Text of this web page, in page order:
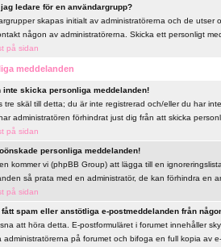
ledare för en användargrupp?
skapas initialt av administratörerna och de
någon av administratörerna. Skicka ett personligt
på sidan
meddelanden
inte skicka personliga meddelanden!
tre skäl till detta; du är inte registrerad och/eller du har
administratören förhindrat just dig från att skicka
på sidan
personliga meddelanden!
kommer vi (phpBB Group) att lägga till en
så prata med en administratör, de kan förhindra en
på sidan
spam eller anstötliga e-postmeddelanden från
att höra detta. E-postformuläret i forumet innehåller
administratörerna på forumet och bifoga en full kopia av